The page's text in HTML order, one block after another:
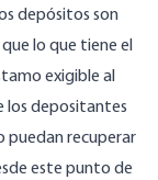
depósitos son
lo que tiene el
exigible al
los depositantes
puedan recuperar
este punto de